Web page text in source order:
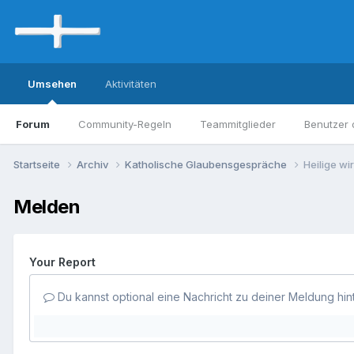
Umsehen
Forum Community-Regeln Teammitglieder Benutzer
Aktivitäten
Startseite Archiv Katholische Glaubensgespräche Heilige
Melden
Your Report
Du kannst optional eine Nachricht zu deiner Meldung